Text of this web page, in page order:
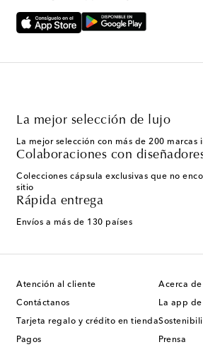
La mejor selección de lujo
La mejor selección con más de 200
Colaboraciones con
Colecciones cápsula exclusivas que no
sitio
Rápida entrega
Envíos a más de 130 países
Atención al cliente
Contáctanos
Tarjeta regalo y crédito en tienda
Pagos
Acerca de
La app
Prensa